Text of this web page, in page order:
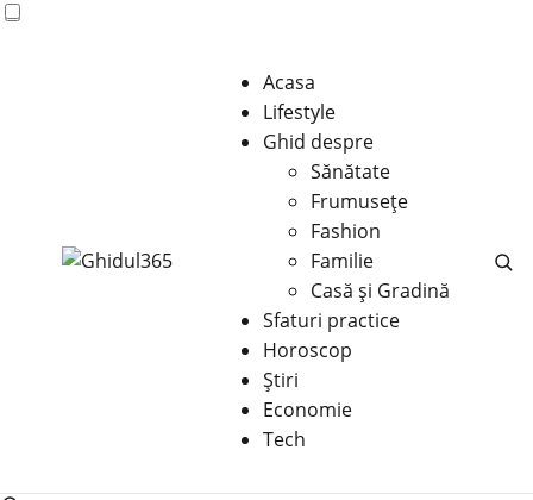
Acasa
Lifestyle
Ghid despre
Sănătate
Frumusețe
Fashion
Familie
Casă şi Gradină
Sfaturi practice
Horoscop
Știri
Economie
Tech